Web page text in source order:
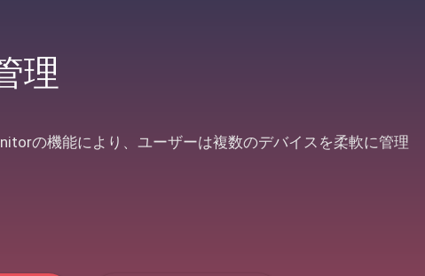
理
の機能により、ユーザーは複数のデバイスを柔軟に管理